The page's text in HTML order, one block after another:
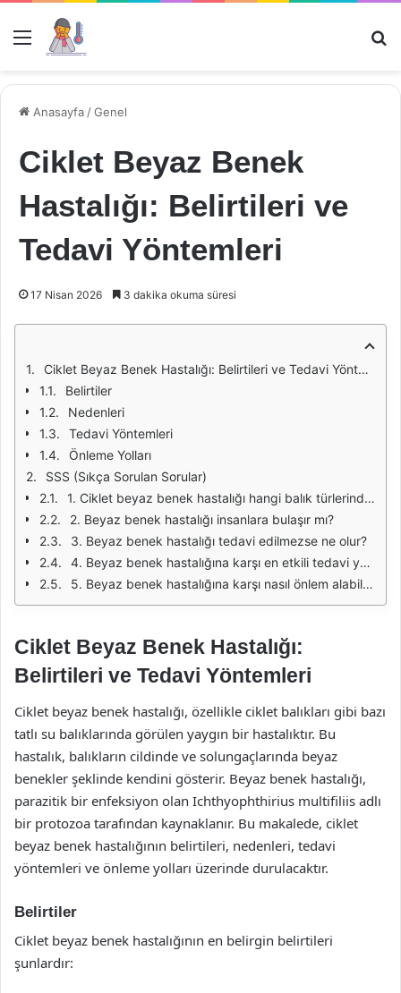
Menü
Anasayfa /Genel
Ciklet Beyaz Benek
Hastalığı: Belirtileri ve
Tedavi Yöntemleri
17 Nisan 2026 3 dakika okuma süresi
Ciklet Beyaz Benek Hastalığı: Belirtileri ve Tedavi Yöntemleri
Belirtiler
Nedenleri
Tedavi Yöntemleri
Önleme Yolları
SSS (Sıkça Sorulan Sorular)
1. Ciklet beyaz benek hastalığı hangi balık türlerinde görülür?
2. Beyaz benek hastalığı insanlara bulaşır mı?
3. Beyaz benek hastalığı tedavi edilmezse ne olur?
4. Beyaz benek hastalığına karşı en etkili tedavi yöntemi nedir?
5. Beyaz benek hastalığına karşı nasıl önlem alabilirim?
Ciklet Beyaz Benek Hastalığı:
Belirtileri ve Tedavi Yöntemleri
Ciklet beyaz benek hastalığı, özellikle ciklet balıkları gibi bazı
tatlı su balıklarında görülen yaygın bir hastalıktır. Bu
hastalık, balıkların cildinde ve solungaçlarında beyaz
benekler şeklinde kendini gösterir. Beyaz benek hastalığı,
parazitik bir enfeksiyon olan Ichthyophthirius multifiliis adlı
bir protozoa tarafından kaynaklanır. Bu makalede, ciklet
beyaz benek hastalığının belirtileri, nedenleri, tedavi
yöntemleri ve önleme yolları üzerinde durulacaktır.
Belirtiler
Ciklet beyaz benek hastalığının en belirgin belirtileri
şunlardır: